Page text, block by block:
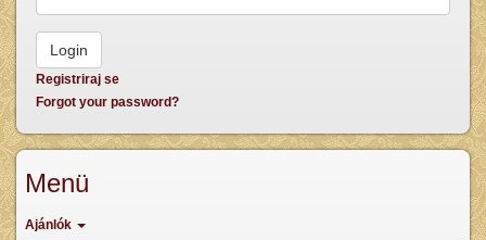
Registriraj se
Forgot your password?
Menü
Ajánlók